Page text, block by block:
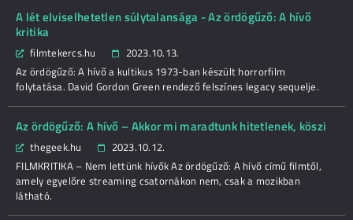
A lét elviselhetetlen súlytalansága - Az ördögűző: A hívő
kritika
filmtekercs.hu
2023.10.13.
Az ördögűző: A hívő a kultikus 1973-ban készült horrorfilm
folytatása. David Gordon Green rendező felszínes legacy sequelje.
Az ördögűző: A hívő – Akkor mi maradtunk hitetlenek, köszi
thegeek.hu
2023.10.12.
FILMKRITIKA – Nem lettünk hívők Az ördögűző: A hívő című filmtől,
amely egyelőre streaming csatornákon nem, csak a mozikban
látható.